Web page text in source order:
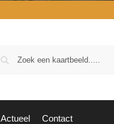
Actueel Contact